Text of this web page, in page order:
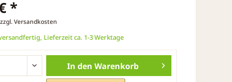
*
zzgl. Versandkosten
Lieferzeit ca. 1-3 Werktage
In den Warenkorb